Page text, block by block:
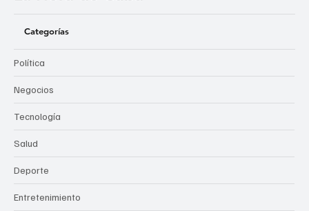
Categorías
Política
Negocios
Tecnología
Salud
Deporte
Entretenimiento